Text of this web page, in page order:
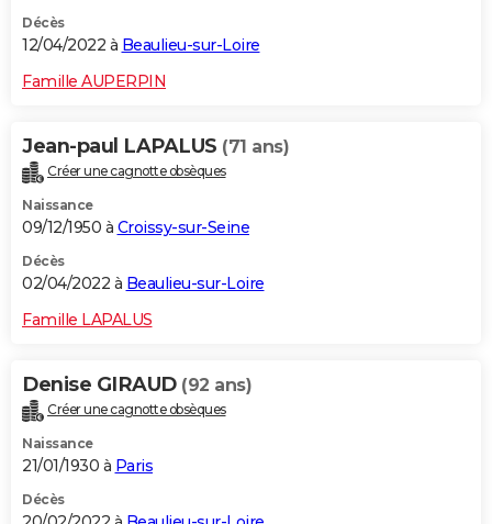
Décès
12/04/2022 à Beaulieu-sur-Loire
Famille AUPERPIN
Jean-paul LAPALUS (71 ans)
Créer une cagnotte obsèques
Naissance
09/12/1950 à Croissy-sur-Seine
Décès
02/04/2022 à Beaulieu-sur-Loire
Famille LAPALUS
Denise GIRAUD (92 ans)
Créer une cagnotte obsèques
Naissance
21/01/1930 à Paris
Décès